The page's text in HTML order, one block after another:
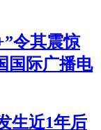
令其震惊
国际广播电
生近1年后